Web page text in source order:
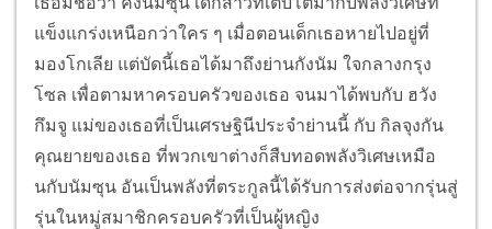
แข็งแกร่งเหนือกว่าใคร ๆ เมื่อตอนเด็กเธอหายไปอยู่ที่
มองโกเลีย แต่บัดนี้เธอได้มาถึงย่านกังนัม ใจกลางกรุง
โซล เพื่อตามหาครอบครัวของเธอ จนมาได้พบกับ ฮวัง
กึมจู แม่ของเธอที่เป็นเศรษฐินีประจำย่านนี้ กับ กิลจุงกัน
คุณยายของเธอ ที่พวกเขาต่างก็สืบทอดพลังวิเศษเหมือ
นกับนัมซุน อันเป็นพลังที่ตระกูลนี้ได้รับการส่งต่อจากรุ่นสู่
รุ่นในหมู่สมาชิกครอบครัวที่เป็นผู้หญิง